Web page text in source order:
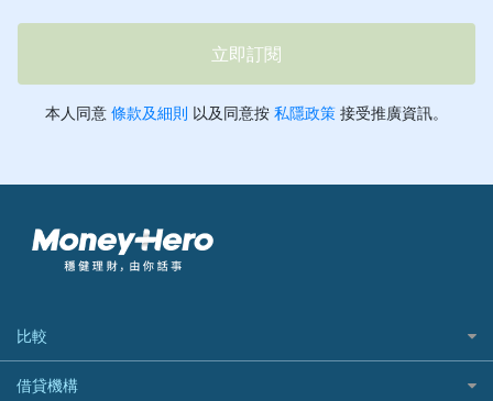
比較
私人貸款比較
借貸機構